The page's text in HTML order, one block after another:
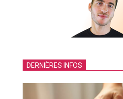
DERNIÈRES INFOS